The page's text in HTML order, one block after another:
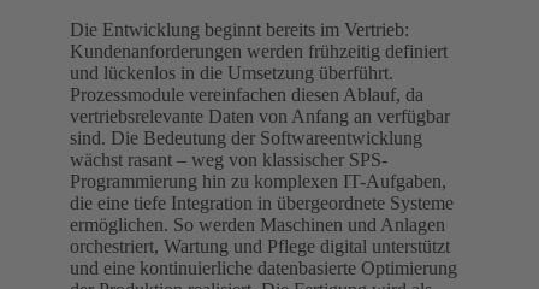
Die Entwicklung beginnt bereits im Vertrieb:
Kundenanforderungen werden frühzeitig definiert
und lückenlos in die Umsetzung überführt.
Prozessmodule vereinfachen diesen Ablauf, da
vertriebsrelevante Daten von Anfang an verfügbar
sind. Die Bedeutung der Softwareentwicklung
wächst rasant – weg von klassischer SPS-
Programmierung hin zu komplexen IT-Aufgaben,
die eine tiefe Integration in übergeordnete Systeme
ermöglichen. So werden Maschinen und Anlagen
orchestriert, Wartung und Pflege digital unterstützt
und eine kontinuierliche datenbasierte Optimierung